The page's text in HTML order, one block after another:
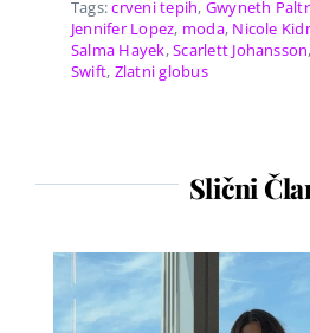
Tags:crveni tepih, Gwyneth
Jennifer Lopez, moda, Nicole
Salma Hayek,Scarlett Johansson,
Swift, Zlatni globus
Slični